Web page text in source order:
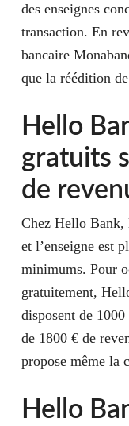
des enseignes
transaction. En
bancaire
que la réédition
Hello
gratuits
de
Chez Hello Bank,
et l’enseigne est
minimums. Pour
gratuitement,
disposent de
de 1800 € de
propose même la
Hello